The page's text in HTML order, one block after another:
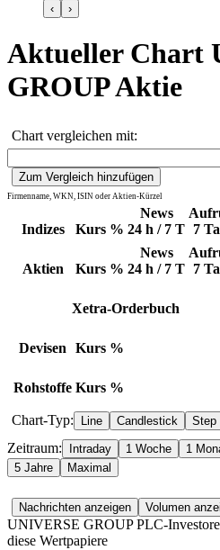
‹ ›
Aktueller Chart
GROUP Aktie
Chart vergleichen mit:
Firmenname, WKN, ISIN oder Aktien-Kürzel
Indizes Kurs %
News
24 h / 7 T 7
Aktien Kurs %
News
24 h / 7 T 7
Xetra-Orderbuch
Devisen Kurs %
Rohstoffe Kurs %
Chart-Typ:
Zeitraum:
UNIVERSE GROUP PLC-
diese Wertpapiere